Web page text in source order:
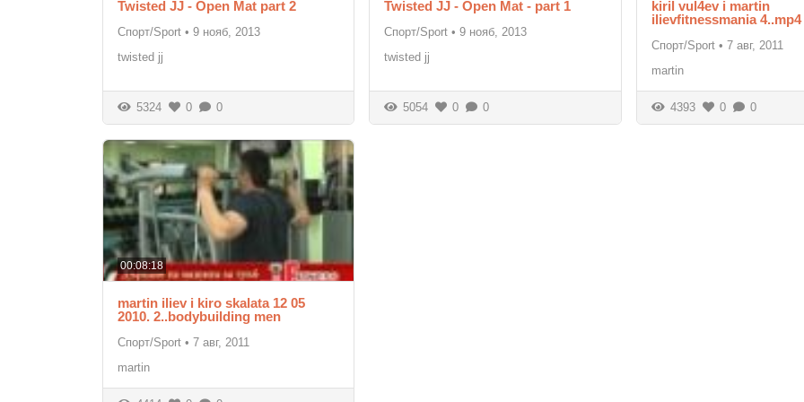
Twisted JJ - Open Mat part 2
Спорт/Sport • 9 нояб, 2013
twisted jj
5324 0 0
Twisted JJ - Open Mat - part 1
Спорт/Sport • 9 нояб, 2013
twisted jj
5054 0 0
kiril vul4ev i martin
ilievfitnessmania 4..mp4
Спорт/Sport • 7 авг, 2011
martin
4393 0 0
00:08:18
martin iliev i kiro skalata 12 05
2010. 2..bodybuilding men
Спорт/Sport • 7 авг, 2011
martin